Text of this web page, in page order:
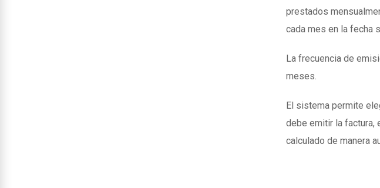
prestados
cada mes en la fecha
La frecuencia de
meses.
El sistema permite
debe emitir la factura,
calculado de manera